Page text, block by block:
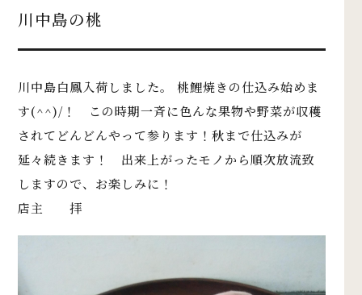
川中島の桃
川中島白鳳入荷しました。 桃鯉焼きの仕込み始めま
す(^^)/！ この時期一斉に色んな果物や野菜が収穫
されてどんどんやって参ります！秋まで仕込みが
延々続きます！ 出来上がったモノから順次放流致
しますので、お楽しみに！
店主 拝